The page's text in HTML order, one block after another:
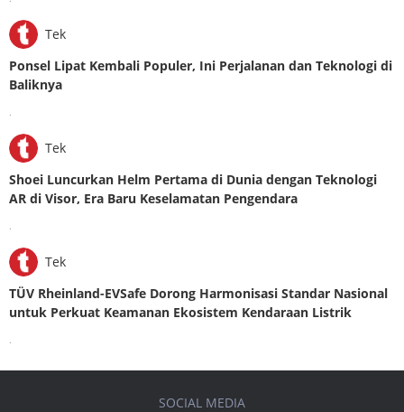
Tek
Ponsel Lipat Kembali Populer, Ini Perjalanan dan Teknologi di
Baliknya
Tek
Shoei Luncurkan Helm Pertama di Dunia dengan Teknologi
AR di Visor, Era Baru Keselamatan Pengendara
Tek
TÜV Rheinland-EVSafe Dorong Harmonisasi Standar Nasional
untuk Perkuat Keamanan Ekosistem Kendaraan Listrik
SOCIAL MEDIA